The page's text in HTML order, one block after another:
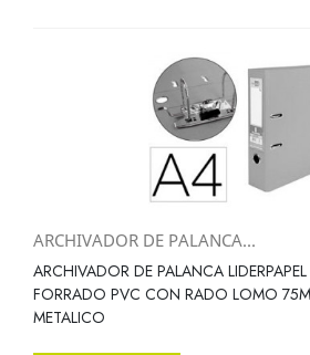
ARCHIVADOR DE PALANCA...
ARCHIVADOR DE PALANCA
FORRADO PVC CON RADO LOMO
METALICO